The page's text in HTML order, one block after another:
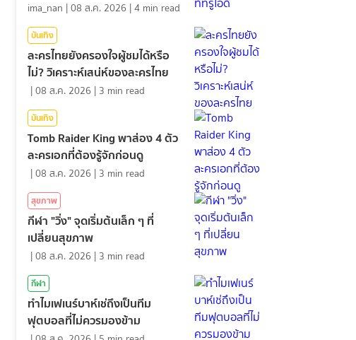
ima_nan |08 ส.ค. 2026 |4 min read
บันเทิง
ละครไทยยังครองใจผู้ชมได้หรือ
ไม่? วิเคราะห์เสน่ห์ของละครไทย
|08 ส.ค. 2026 | 3 min read
บันเทิง
Tomb Raider King พาส่อง 4 ตัว
ละครเอกที่ต้องรู้จักก่อนดู
|08 ส.ค. 2026 | 3 min read
สุขภาพ
กีฬา "วิ่ง" จุดเริ่มต้นเล็ก ๆ ที่
เปลี่ยนสุขภาพ
|08 ส.ค. 2026 | 3 min read
กีฬา
ทำไมเฟเนร์บาห์เช่ถึงเป็นทีม
ฟุตบอลที่ไม่ควรมองข้าม